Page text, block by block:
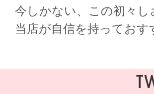
今しかない、この初々
当店が自信を持ってお